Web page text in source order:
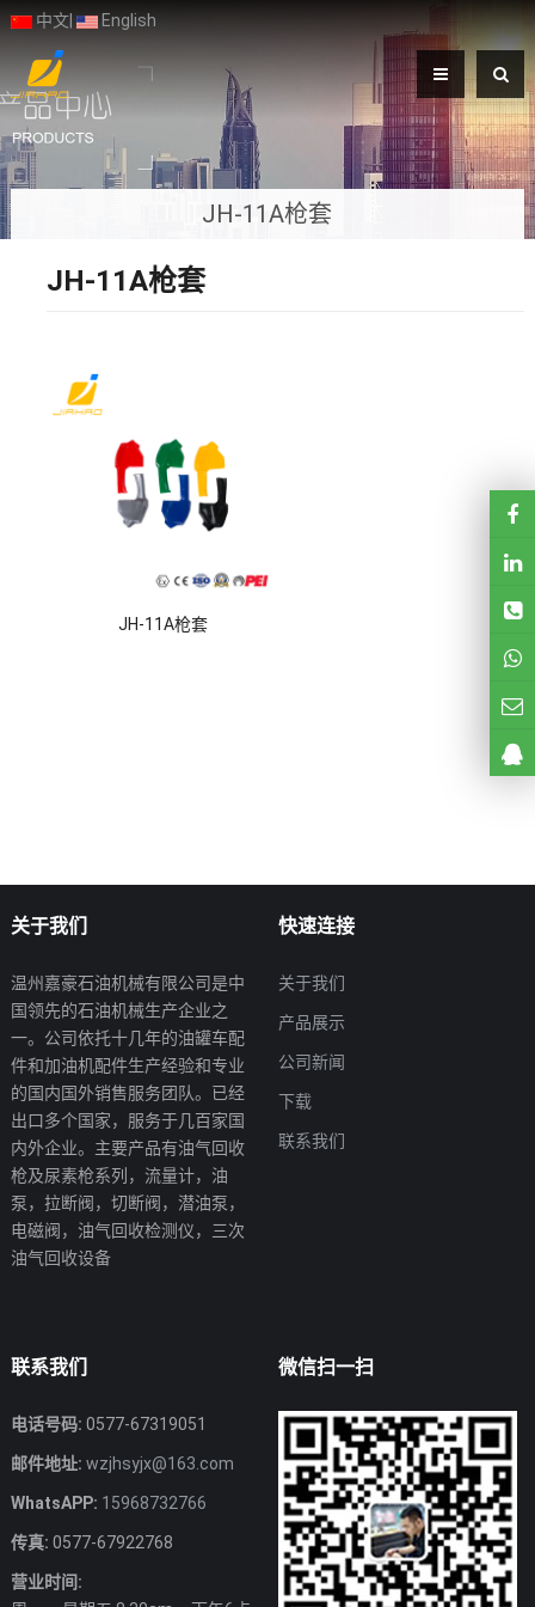
中文| English
JH-11A枪套
JH-11A枪套
JH-11A枪套
关于我们
温州嘉豪石油机械有限公司是中
国领先的石油机械生产企业之
一。公司依托十几年的油罐车配
件和加油机配件生产经验和专业
的国内国外销售服务团队。已经
出口多个国家，服务于几百家国
内外企业。主要产品有油气回收
枪及尿素枪系列，流量计，油
泵，拉断阀，切断阀，潜油泵，
电磁阀，油气回收检测仪，三次
油气回收设备
快速连接
关于我们
产品展示
公司新闻
下载
联系我们
联系我们
电话号码: 0577-67319051
邮件地址: wzjhsyjx@163.com
WhatsAPP: 15968732766
传真: 0577-67922768
营业时间:
微信扫一扫